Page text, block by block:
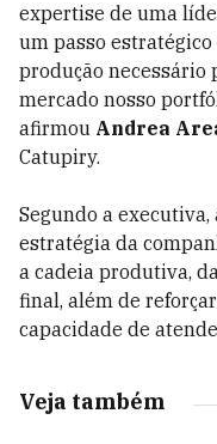
expertise de uma
um passo
produção necessário
mercado nosso
afirmou Andrea
Catupiry.
Segundo a
estratégia da
a cadeia produtiva,
final, além de
capacidade de
Veja também